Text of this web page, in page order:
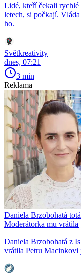
Lidé, kteří čekali rychlé
letech, si počkají.
ho.
Světkreativity
dnes, 07:21
3 min
Reklama
Daniela Brzobohatá
Moderátorka mu vrátila
Daniela Brzobohatá z
vrátila Petru